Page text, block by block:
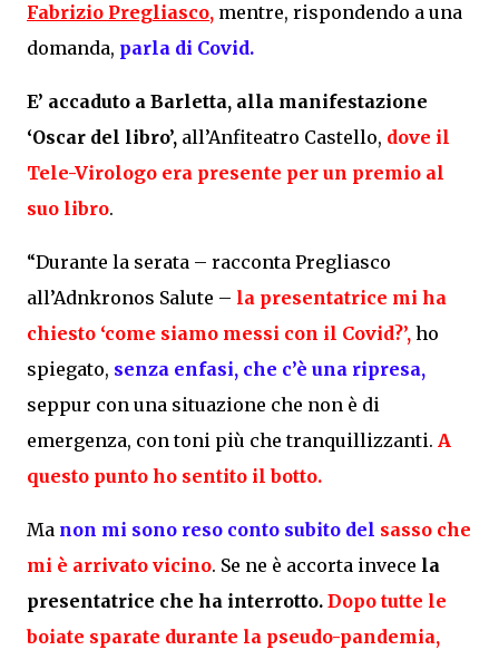
Fabrizio Pregliasco, mentre, rispondendo a una
domanda, parla di Covid.
E’ accaduto a Barletta, alla manifestazione
‘Oscar del libro’, all’Anfiteatro Castello, dove il
Tele-Virologo era presente per un premio al
suo libro.
“Durante la serata – racconta Pregliasco
all’Adnkronos Salute – la presentatrice mi ha
chiesto ‘come siamo messi con il Covid?’, ho
spiegato, senza enfasi, che c’è una ripresa,
seppur con una situazione che non è di
emergenza, con toni più che tranquillizzanti. A
questo punto ho sentito il botto.
Ma non mi sono reso conto subito del sasso che
mi è arrivato vicino. Se ne è accorta invece la
presentatrice che ha interrotto. Dopo tutte le
boiate sparate durante la pseudo-pandemia,